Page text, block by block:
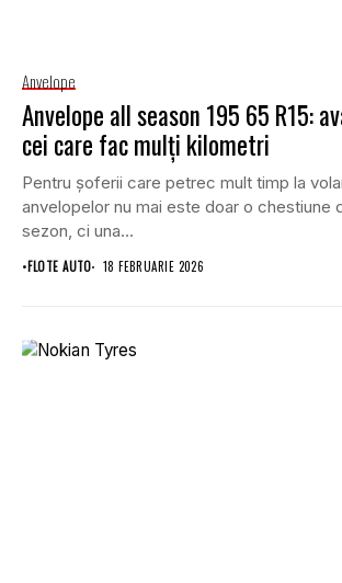
Anvelope
Anvelope all season 195 65 R15:
cei care fac mulți kilometri
Pentru șoferii care petrec mult timp la
anvelopelor nu mai este doar o chestiune
sezon, ci una...
•FLOTE AUTO 18 FEBRUARIE 2026